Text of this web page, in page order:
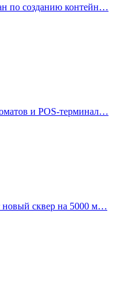
по созданию контейн…
и POS-терминал…
новый сквер на 5000 м…